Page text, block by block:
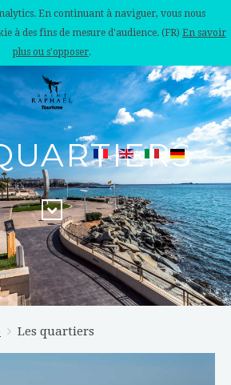
En continuant à naviguer, vous nous
à des fins de mesure d'audience. (FR) En savoir
plus ou s'opposer.
Les quartiers